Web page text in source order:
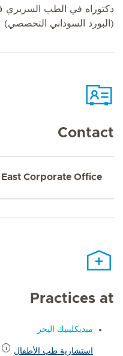
دكتوراه في الطب
(البورد السوداني التخصصي)
Contact
Corporate Office
Practices at
ميديكلينيك اليحر
استشارية طب الأطفال